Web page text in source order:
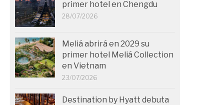
primer hotel en Chengdu
28/07/2026
Meliá abrirá en 2029 su
primer hotel Meliá Collection
en Vietnam
23/07/2026
Destination by Hyatt debuta